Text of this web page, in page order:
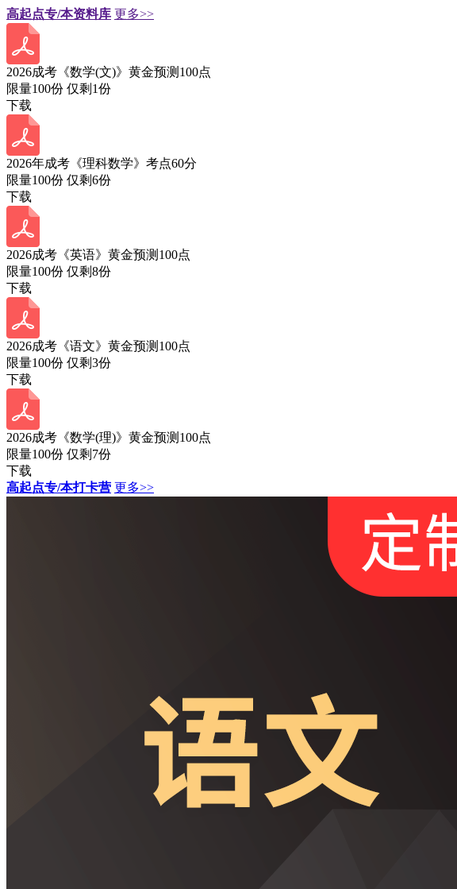
高起点专/本资料库 更多>>
2026成考《数学(文)》黄金预测100点
限量100份 仅剩 1份
下载
2026年成考《理科数学》考点60分
限量100份 仅剩6份
下载
2026成考《英语》黄金预测100点
限量100份 仅剩8份
下载
2026成考《语文》黄金预测100点
限量100份 仅剩3份
下载
2026成考《数学(理)》黄金预测100点
限量100份 仅剩 7份
下载
高起点专/本打卡营 更多>>